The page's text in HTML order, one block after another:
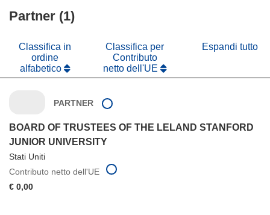
finestra)
Partner (1)
Classifica in
ordine
alfabetico
Classifica per
Contributo
netto dell'UE
Espandi tutto
PARTNER
BOARD OF TRUSTEES OF THE LELAND STANFORD
JUNIOR UNIVERSITY
Stati Uniti
Contributo netto dell'UE
€ 0,00